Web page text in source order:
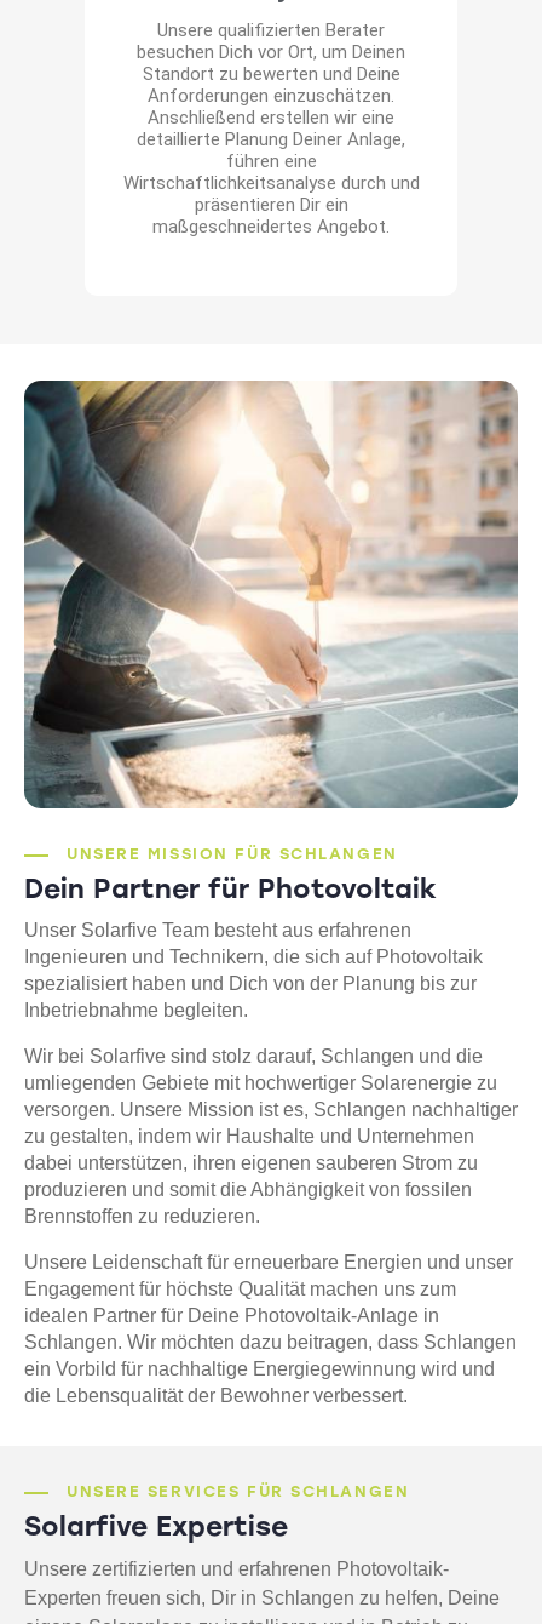
Unsere qualifizierten Berater
besuchen Dich vor Ort, um Deinen
Standort zu bewerten und Deine
Anforderungen einzuschätzen.
Anschließend erstellen wir eine
detaillierte Planung Deiner Anlage,
führen eine
Wirtschaftlichkeitsanalyse durch und
präsentieren Dir ein
maßgeschneidertes Angebot.
UNSERE MISSION FÜR SCHLANGEN
Dein Partner für Photovoltaik
Unser Solarfive Team besteht aus erfahrenen
Ingenieuren und Technikern, die sich auf Photovoltaik
spezialisiert haben und Dich von der Planung bis zur
Inbetriebnahme begleiten.
Wir bei Solarfive sind stolz darauf, Schlangen und die
umliegenden Gebiete mit hochwertiger Solarenergie zu
versorgen. Unsere Mission ist es, Schlangen nachhaltiger
zu gestalten, indem wir Haushalte und Unternehmen
dabei unterstützen, ihren eigenen sauberen Strom zu
produzieren und somit die Abhängigkeit von fossilen
Brennstoffen zu reduzieren.
Unsere Leidenschaft für erneuerbare Energien und unser
Engagement für höchste Qualität machen uns zum
idealen Partner für Deine Photovoltaik-Anlage in
Schlangen. Wir möchten dazu beitragen, dass Schlangen
ein Vorbild für nachhaltige Energiegewinnung wird und
die Lebensqualität der Bewohner verbessert.
UNSERE SERVICES FÜR SCHLANGEN
Solarfive Expertise
Unsere zertifizierten und erfahrenen Photovoltaik-
Experten freuen sich, Dir in Schlangen zu helfen, Deine